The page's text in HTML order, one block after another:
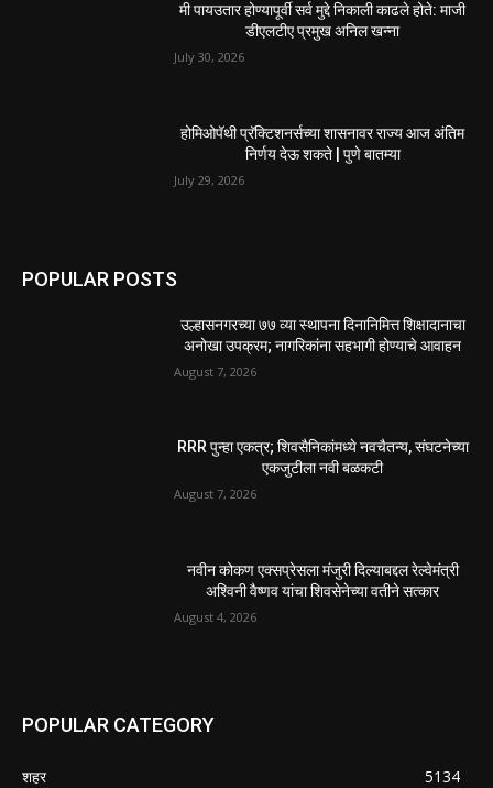
मी पायउतार होण्यापूर्वी सर्व मुद्दे निकाली काढले होते: माजी
डीएलटीए प्रमुख अनिल खन्ना
July 30, 2026
होमिओपॅथी प्रॅक्टिशनर्सच्या शासनावर राज्य आज अंतिम
निर्णय देऊ शकते | पुणे बातम्या
July 29, 2026
POPULAR POSTS
उल्हासनगरच्या ७७ व्या स्थापना दिनानिमित्त शिक्षादानाचा
अनोखा उपक्रम; नागरिकांना सहभागी होण्याचे आवाहन
August 7, 2026
RRR पुन्हा एकत्र; शिवसैनिकांमध्ये नवचैतन्य, संघटनेच्या
एकजुटीला नवी बळकटी
August 7, 2026
नवीन कोकण एक्सप्रेसला मंजुरी दिल्याबद्दल रेल्वेमंत्री
अश्विनी वैष्णव यांचा शिवसेनेच्या वतीने सत्कार
August 4, 2026
POPULAR CATEGORY
शहर
5134